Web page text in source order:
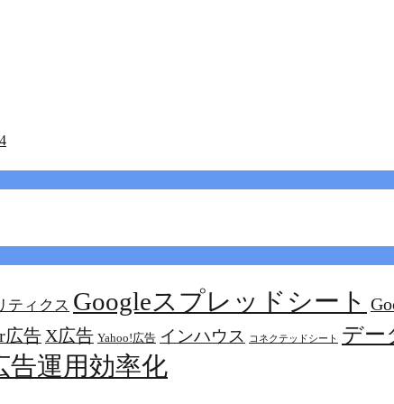
ティクス Googleスプレッドシート
広告 X広告 Yahoo!広告 インハウス コネクテッドシート デー
告運用効率化